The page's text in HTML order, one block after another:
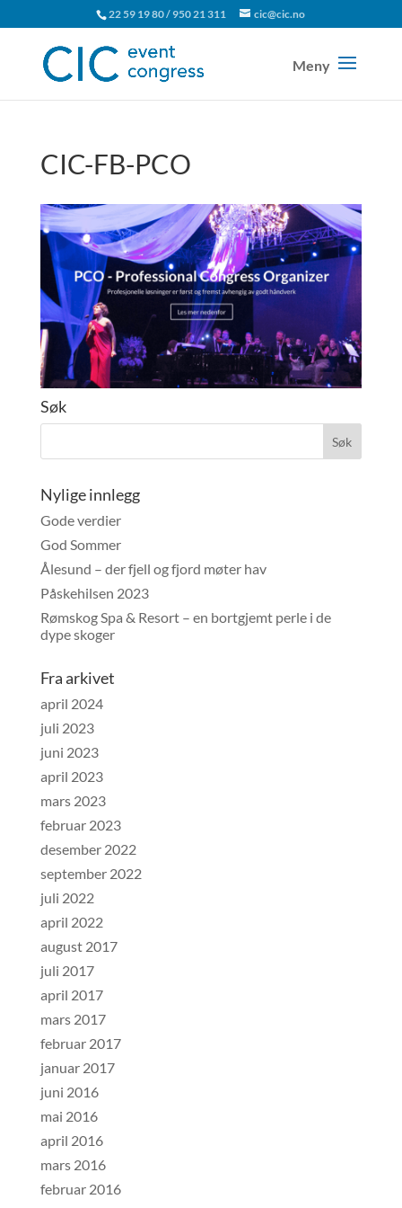
22 59 19 80 / 950 21 311 cic@cic.no
CIC-FB-PCO
Søk
Nylige innlegg
Gode verdier
God Sommer
Ålesund – der fjell og fjord møter hav
Påskehilsen 2023
Rømskog Spa & Resort – en bortgjemt perle i de
dype skoger
Fra arkivet
april 2024
juli 2023
juni 2023
april 2023
mars 2023
februar 2023
desember 2022
september 2022
juli 2022
april 2022
august 2017
juli 2017
april 2017
mars 2017
februar 2017
januar 2017
juni 2016
mai 2016
april 2016
mars 2016
februar 2016